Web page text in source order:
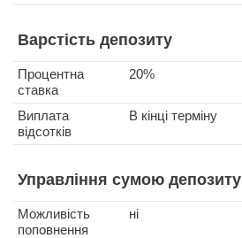
Варстість депозиту
Процентна
ставка
20%
Виплата
відсотків
В кінці терміну
Управління сумою депозиту
Можливість
поповнення
ні